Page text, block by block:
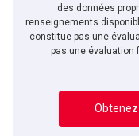
des données
renseignements
constitue pas une
pas une évaluation
Obtenez